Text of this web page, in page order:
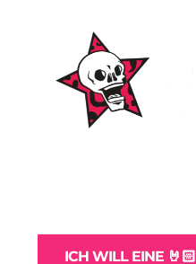
ICH WILL EINE 🤘🏻